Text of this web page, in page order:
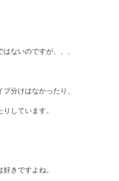
ないのですが、、、
分けはなかったり、
しています。
きですよね。